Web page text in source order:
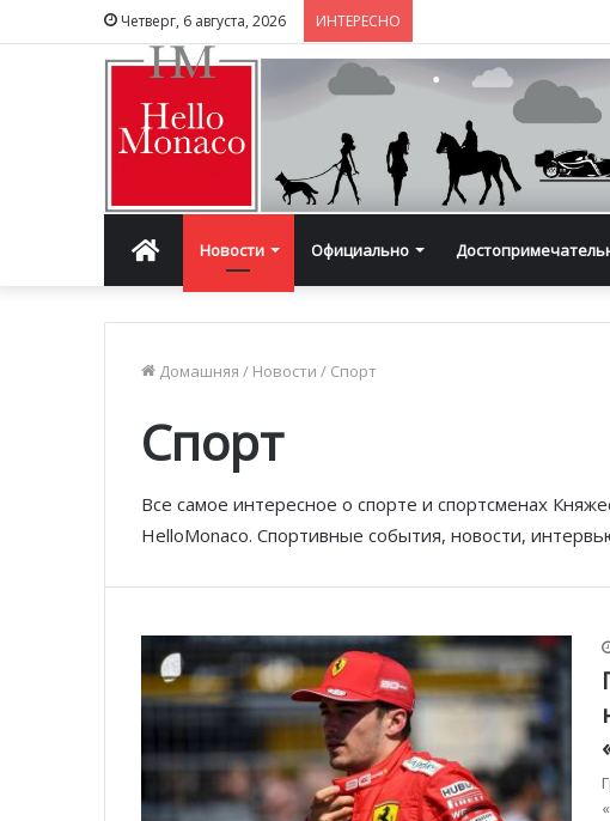
Четверг, 6 августа, 2026 ИНТЕРЕСНО
ГлавнаяНовости Официально
Домашняя / Новости / Спорт
Спорт
Все самое интересное о спорте и спортсменах
HelloMonaco. Спортивные события, новости,